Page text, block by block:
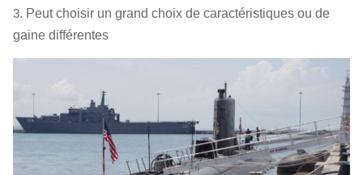
3. Peut choisir un grand choix de caractéristiques ou de
gaine différentes